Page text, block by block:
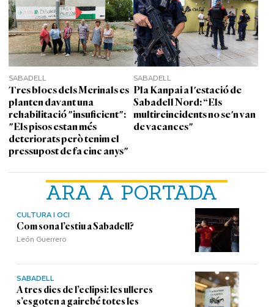
ARA A PORTADA
CULTURA I OCI
Com sona l’estiu a Sabadell?
León Guerrero
SABADELL
A tres dies de l’eclipsi: les ulleres
s’esgoten a gairebé totes les
SABADELL
Tres blocs dels Merinals es
planten davant una
rehabilitació "insuficient":
"Els pisos estan més
deteriorats però tenim el
pressupost de fa cinc anys"
SABADELL
Pla Kanpai a l'estació de
Sabadell Nord: “Els
multireincidents no se'n van
de vacances"